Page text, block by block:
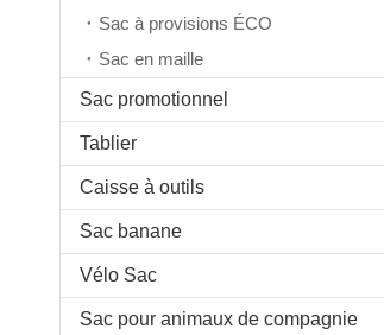
Sac à provisions ÉCO
Sac en maille
Sac promotionnel
Tablier
Caisse à outils
Sac banane
Vélo Sac
Sac pour animaux de compagnie